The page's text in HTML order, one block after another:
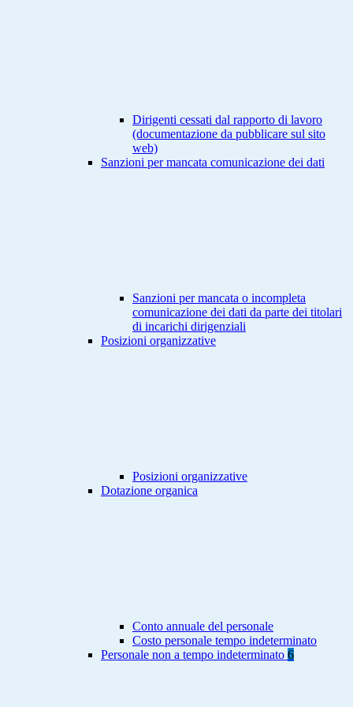
Dirigenti cessati dal rapporto di lavoro
(documentazione da pubblicare sul sito
web)
Sanzioni per mancata comunicazione dei dati
Sanzioni per mancata o incompleta
comunicazione dei dati da parte dei titolari
di incarichi dirigenziali
Posizioni organizzative
Posizioni organizzative
Dotazione organica
Conto annuale del personale
Costo personale tempo indeterminato
Personale non a tempo indeterminato 6